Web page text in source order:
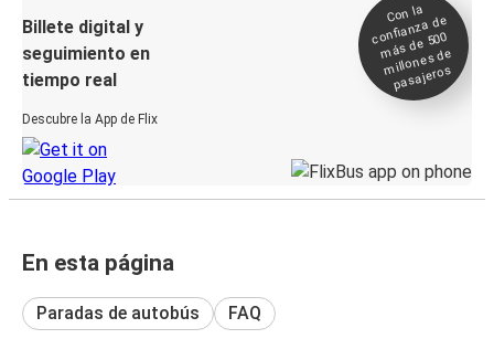
Billete digital y
seguimiento en
tiempo real
Descubre la App de Flix
Con la
confianza de
más de 500
millones de
pasajeros
En esta página
Paradas de autobús FAQ